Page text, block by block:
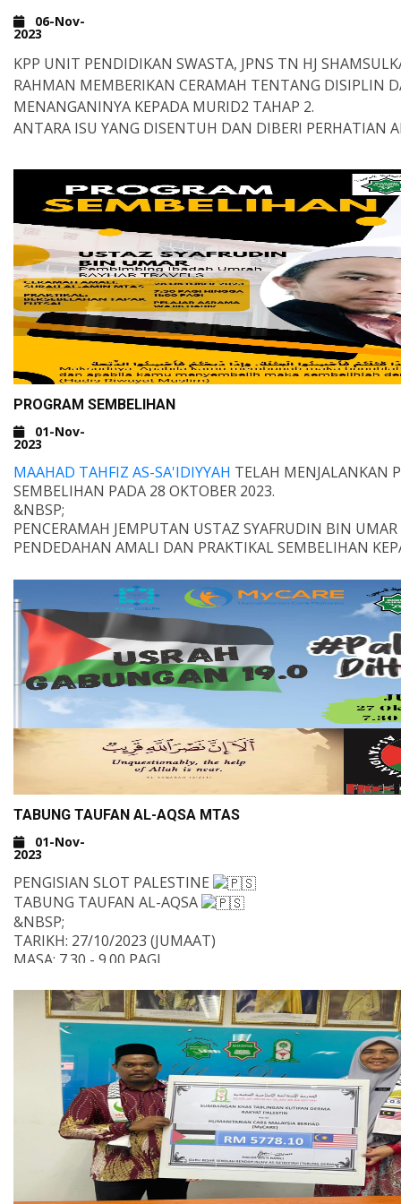
06-Nov-
2023
KPP UNIT PENDIDIKAN SWASTA, JPNS TN HJ
RAHMAN MEMBERIKAN CERAMAH TENTANG DISIPLIN
MENANGANINYA KEPADA MURID2 TAHAP 2.
ANTARA ISU YANG DISENTUH DAN DIBERI PERHATIAN
PROGRAM SEMBELIHAN
01-Nov-
2023
MAAHAD TAHFIZ AS-SA'IDIYYAH TELAH MENJALANKAN
SEMBELIHAN PADA 28 OKTOBER 2023.
&NBSP;
PENCERAMAH JEMPUTAN USTAZ SYAFRUDIN BIN
PENDEDAHAN AMALI DAN PRAKTIKAL SEMBELIHAN
&NBSP;
PENDEDAHAN INI UNTUK MELATIH PELAJAR KAEDAH
YANG BETUL.
&NBSP;
&NBSP;
&NBSP;
TABUNG TAUFAN AL-AQSA MTAS
01-Nov-
2023
PENGISIAN SLOT PALESTINE
TABUNG TAUFAN AL-AQSA
&NBSP;
TARIKH: 27/10/2023 (JUMAAT)
MASA: 7.30 - 9.00 PAGI
PENGISIAN SLOT : AKH MUHANNAD BIN JAMIL
KEZALIMAN MAHA DAHSYAT
DUNIA SEKALI LAGI DIKEJUTKAN DENGAN KEKEJAMAN
APABILA SEBUAH HOSPITAL DI GAZA DIBOM DAN
NYAWA TERKORBAN.
MAKA, BENAR LAH FIRMAN ALLAH SWT TENTANG
KEZALIMAN, KEBINATANGAN YANG DIBUAT OLEH
SEMAKIN YAKIN LAH KITA AKAN KEMENANGAN
AQSA TIDAK LAMA LAGI.
MEMETIK SATU KATA-KATA YANG BERLEGAR HARI INI.